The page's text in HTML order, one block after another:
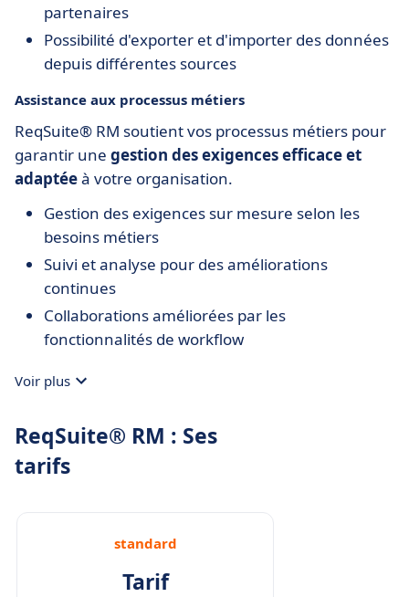
partenaires
Possibilité d'exporter et d'importer des données
depuis différentes sources
Assistance aux processus métiers
ReqSuite® RM soutient vos processus métiers pour
garantir une gestion des exigences efficace et
adaptéeà votre organisation.
Gestion des exigences sur mesure selon les
besoins métiers
Suivi et analyse pour des améliorations
continues
Collaborations améliorées par les
fonctionnalités de workflow
Voir plus
ReqSuite® RM : Ses
tarifs
standard
Tarif